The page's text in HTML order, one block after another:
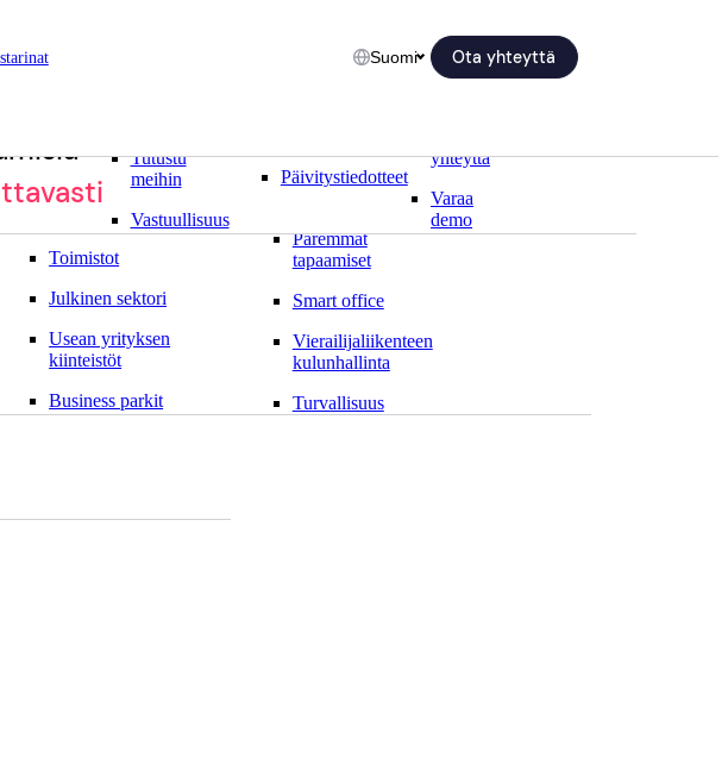
Elintarviketeollisuus
Rakennusteollisuus
Toimistot
Julkinen sektori
Usean yrityksen
kiinteistöt
Business parkit
Aulapalvelun
Paremmat
tapaamiset
Smart office
Vierailijaliikenteen
kulunhallinta
Turvallisuus
Tutustu
meihin
Vastuullisuus
Päivitystiedotteet
yhteyttä
Varaa
demo
Suomi Ota yhteyttä